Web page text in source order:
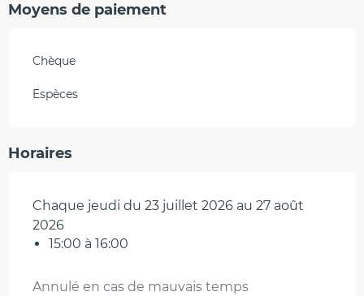
Moyens de paiement
Chèque
Espèces
Horaires
Chaque jeudi du 23 juillet 2026 au 27 août
2026
15:00 à 16:00
Annulé en cas de mauvais temps